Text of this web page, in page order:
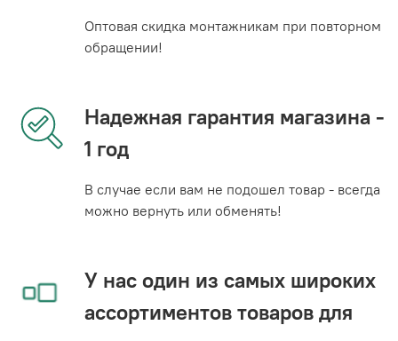
Оптовая скидка монтажникам при повторном
обращении!
Надежная гарантия магазина -
1 год
В случае если вам не подошел товар - всегда
можно вернуть или обменять!
У нас один из самых широких
ассортиментов товаров для